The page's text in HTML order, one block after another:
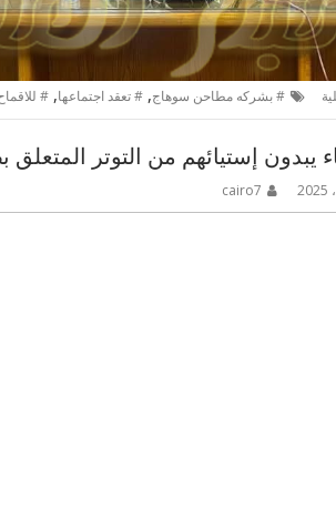
# بشركه مطاحن سوهاج, # تعقد اجتماعها,
#
يبدون إستيائهم من التوتر المتعلق
cairo7